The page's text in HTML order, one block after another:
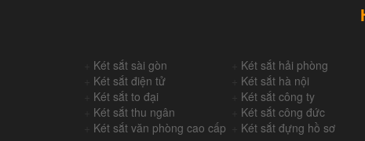
Két sắt sài gòn Két sắt hải phòng
Két sắt điện tử Két sắt hà nội
Két sắt to đại Két sắt công ty
Két sắt thu ngân Két sắt công đức
Két sắt văn phòng cao cấp Két sắt đựng hồ sơ